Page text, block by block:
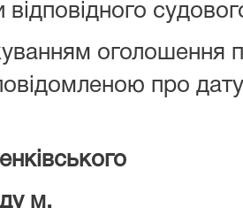
оголошення
про
м.